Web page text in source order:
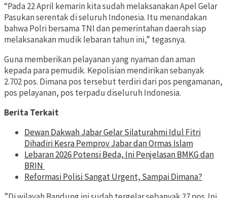
“Pada 22 April kemarin kita sudah melaksanakan Apel Gelar
Pasukan serentak di seluruh Indonesia. Itu menandakan
bahwa Polri bersama TNI dan pemerintahan daerah siap
melaksanakan mudik lebaran tahun ini,” tegasnya.
Guna memberikan pelayanan yang nyaman dan aman
kepada para pemudik. Kepolisian mendirikan sebanyak
2.702 pos. Dimana pos tersebut terdiri dari pos pengamanan,
pos pelayanan, pos terpadu diseluruh Indonesia.
Berita Terkait
Dewan Dakwah Jabar Gelar Silaturahmi Idul Fitri
Dihadiri Kesra Pemprov Jabar dan Ormas Islam
Lebaran 2026 Potensi Beda, Ini Penjelasan BMKG dan
BRIN
Reformasi Polisi Sangat Urgent, Sampai Dimana?